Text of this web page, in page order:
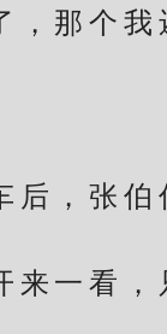
那个我
，张伯
一看，